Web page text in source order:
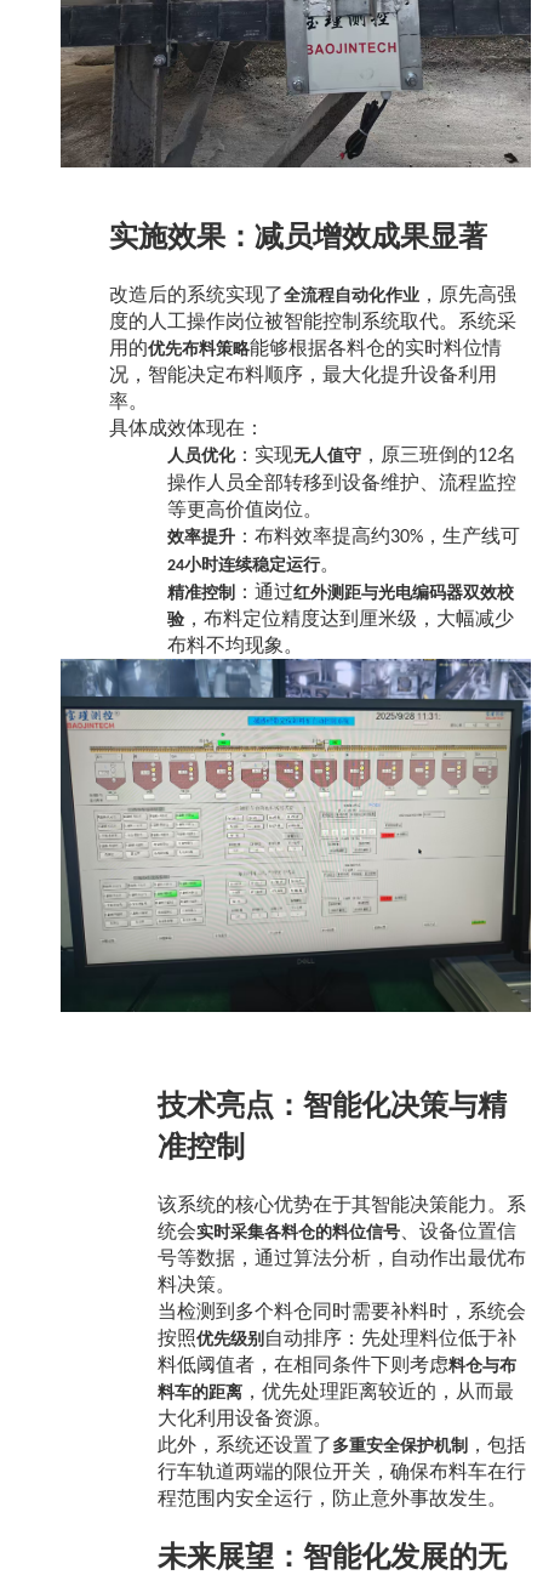
实施效果：减员增效成果显著
改造后的系统实现了全流程自动化作业 ，原先高强
度的人工操作岗位被智能控制系统取代。系统采
用的优先布料策略能够根据各料仓的实时料位情
况，智能决定布料顺序，最大化提升设备利用
率。
具体成效体现在：
人员优化：实现无人值守 ，原三班倒的12名
操作人员全部转移到设备维护、流程监控
等更高价值岗位。
效率提升 ：布料效率提高约30% ，生产线可
24小时连续稳定运行。
精准控制 ：通过红外测距与光电编码器双效校
验 ，布料定位精度达到厘米级，大幅减少
布料不均现象。
技术亮点：智能化决策与精
准控制
该系统的核心优势在于其智能决策能力。系
统会实时采集各料仓的料位信号 、设备位置信
号等数据，通过算法分析，自动作出最优布
料决策。
当检测到多个料仓同时需要补料时，系统会
按照优先级别 自动排序：先处理料位低于补
料低阈值者，在相同条件下则考虑料仓与布
料车的距离 ，优先处理距离较近的，从而最
大化利用设备资源。
此外，系统还设置了 多重安全保护机制
，包括
行车轨道两端的限位开关，确保布料车在行
程范围内安全运行，防止意外事故发生。
未来展望：智能化发展的无